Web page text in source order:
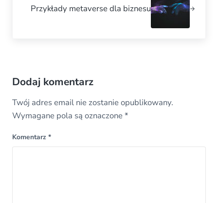
Przykłady metaverse dla biznesu
Dodaj komentarz
Twój adres email nie zostanie opublikowany.
Wymagane pola są oznaczone*
Komentarz *